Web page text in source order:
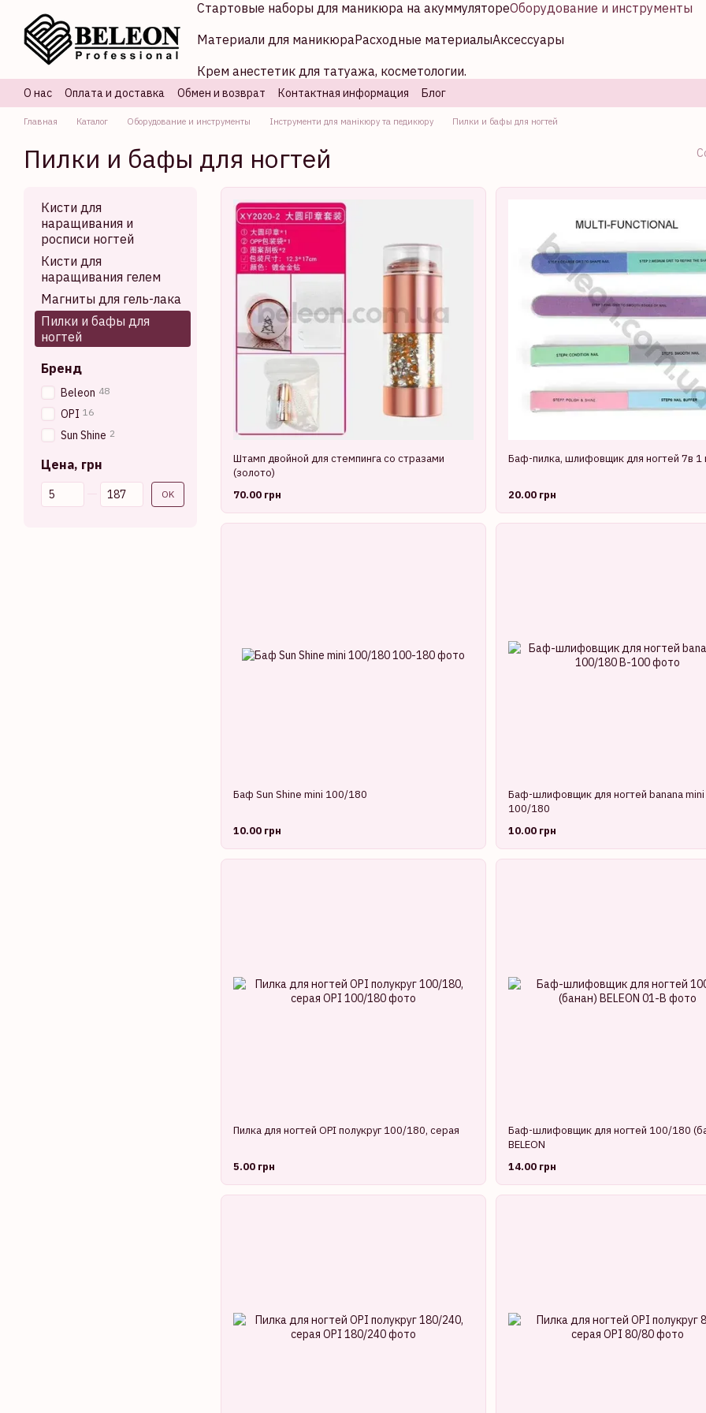
Перейти к основному контенту Стартовые наборы для маникюра на акуммулятореОборудование и инструменты
Материали для маникюраРасходные материалыАксессуары
Крем анестетик для татуажа, косметологии.
О нас Оплата и доставка Обмен и возврат Контактная информация Блог
Главная Каталог Оборудование и инструменты Інструменти для манікюру та педикюру Пилки и бафы для ногтей
Пилки и бафы для ногтей
Штамп двойной для стемпинга со стразами
(золото)
70.00 грн
Баф-пилка, шлифовщик для ногтей 7в 1
20.00 грн
Баф Sun Shine mini 100/180
10.00 грн
Баф-шлифовщик для ногтей banana mini
100/180
10.00 грн
Пилка для ногтей OPI полукруг 100/180, серая
5.00 грн
Баф-шлифовщик для ногтей 100/180
BELEON
14.00 грн
Кисти для
наращивания и
росписи ногтей
Кисти для
наращивания гелем
Магниты для гель-лака
Пилки и бафы для
ногтей
Бренд
Beleon 48
OPI 16
Sun Shine 2
Цена, грн
От Цена, грн
До Цена, грн OK